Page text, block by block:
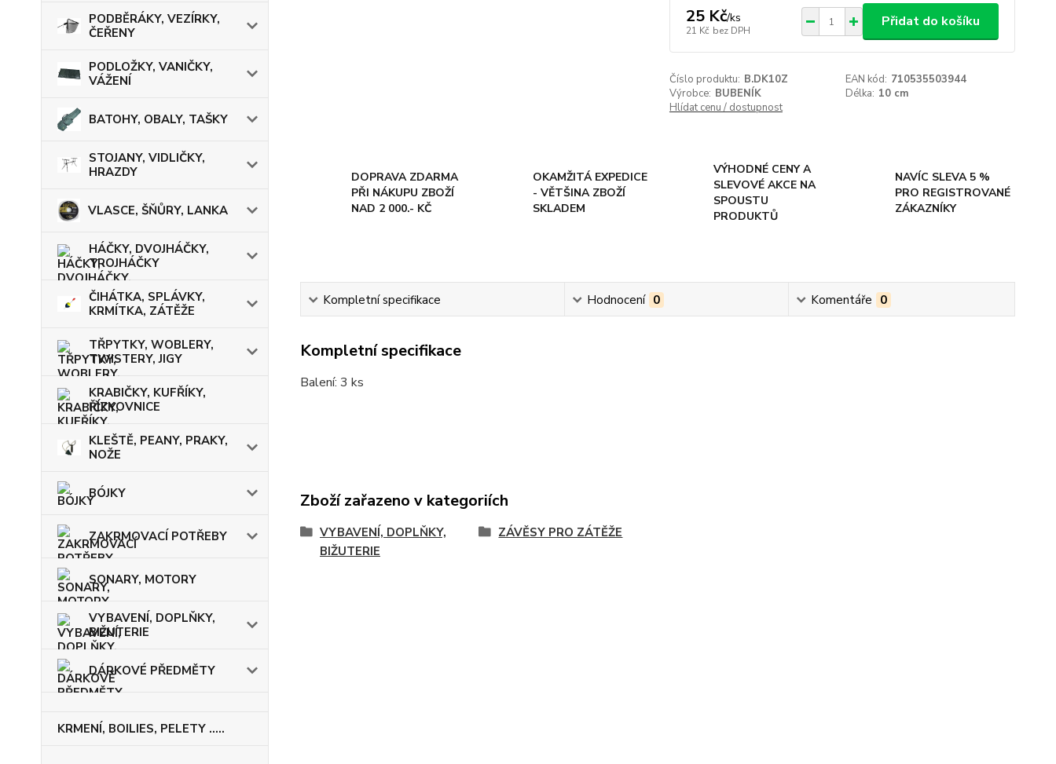
PODBĚRÁKY, VEZÍRKY,
ČEŘENY
PODLOŽKY, VANIČKY,
VÁŽENÍ
BATOHY, OBALY, TAŠKY
STOJANY, VIDLIČKY,
HRAZDY
VLASCE, ŠŇŮRY, LANKA
HÁČKY, DVOJHÁČKY,
TROJHÁČKY
ČIHÁTKA, SPLÁVKY,
KRMÍTKA, ZÁTĚŽE
TŘPYTKY, WOBLERY,
TWISTERY, JIGY
KRABIČKY, KUFŘÍKY,
ŘÍZKOVNICE
KLEŠTĚ, PEANY, PRAKY,
NOŽE
BÓJKY
ZAKRMOVACÍ POTŘEBY
SONARY, MOTORY
VYBAVENÍ, DOPLŇKY,
BIŽUTERIE
DÁRKOVÉ PŘEDMĚTY
KRMENÍ, BOILIES, PELETY .....
25 Kč/ks
21 Kč bez DPH
Přidat do košíku
Číslo produktu: B.DK10Z EAN kód: 710535503944
Výrobce: BUBENÍK Délka: 10 cm
Hlídat cenu / dostupnost
DOPRAVA ZDARMA
PŘI NÁKUPU ZBOŽÍ
NAD 2 000.- KČ
OKAMŽITÁ EXPEDICE
- VĚTŠINA ZBOŽÍ
SKLADEM
VÝHODNÉ CENY A
SLEVOVÉ AKCE NA
SPOUSTU
PRODUKTŮ
NAVÍC SLEVA 5 %
PRO REGISTROVANÉ
ZÁKAZNÍKY
Kompletní specifikace Hodnocení 0 Komentáře 0
Kompletní specifikace
Balení: 3 ks
Zboží zařazeno v kategoriích
VYBAVENÍ, DOPLŇKY,
BIŽUTERIE
ZÁVĚSY PRO ZÁTĚŽE